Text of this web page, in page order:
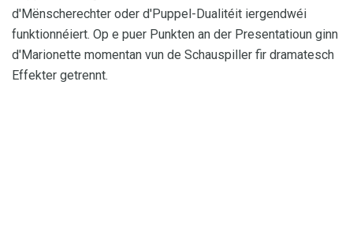
d'Mënscherechter oder d'Puppel-Dualitéit iergendwéi
funktionnéiert. Op e puer Punkten an der Presentatioun ginn
d'Marionette momentan vun de Schauspiller fir dramatesch
Effekter getrennt.